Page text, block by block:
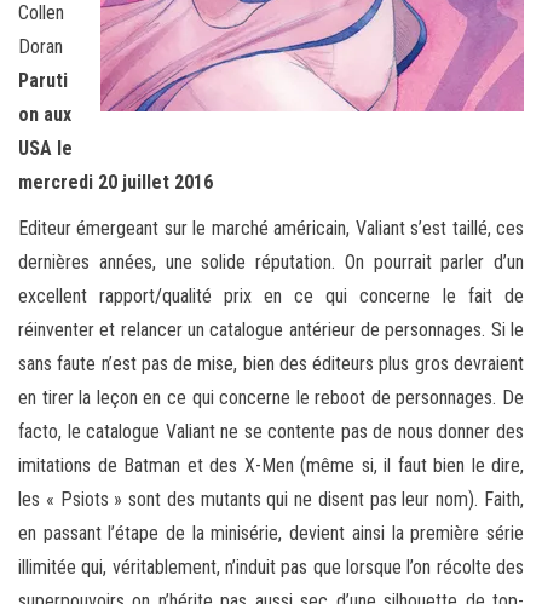
Collen
Doran
Paruti
on aux
USA le
mercredi 20 juillet 2016
Editeur émergeant sur le marché américain, Valiant s’est taillé, ces
dernières années, une solide réputation. On pourrait parler d’un
excellent rapport/qualité prix en ce qui concerne le fait de
réinventer et relancer un catalogue antérieur de personnages. Si le
sans faute n’est pas de mise, bien des éditeurs plus gros devraient
en tirer la leçon en ce qui concerne le reboot de personnages. De
facto, le catalogue Valiant ne se contente pas de nous donner des
imitations de Batman et des X-Men (même si, il faut bien le dire,
les « Psiots » sont des mutants qui ne disent pas leur nom). Faith,
en passant l’étape de la minisérie, devient ainsi la première série
illimitée qui, véritablement, n’induit pas que lorsque l’on récolte des